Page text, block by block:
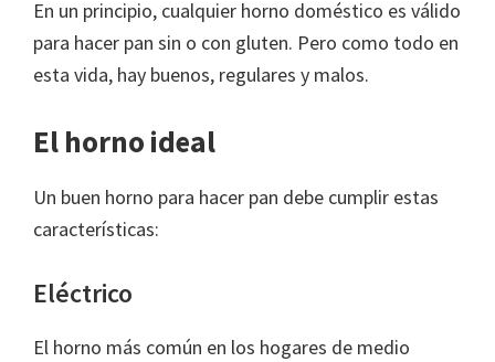
En un principio, cualquier horno doméstico es válido
para hacer pan sin o con gluten. Pero como todo en
esta vida, hay buenos, regulares y malos.
El horno ideal
Un buen horno para hacer pan debe cumplir estas
características:
Eléctrico
El horno más común en los hogares de medio